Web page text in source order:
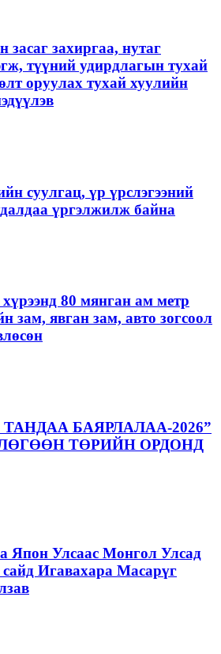
захиргаа, нутаг
түүний удирдлагын тухай
оруулах тухай хуулийн
суулгац, үр үрслэгээний
үргэлжилж байна
80 мянган ам метр
зам, явган зам, авто зогсоол
БАЯРЛАЛАА-2026”
ТӨРИЙН ОРДОНД
Япон Улсаас Монгол Улсад
Игавахара Масарүг